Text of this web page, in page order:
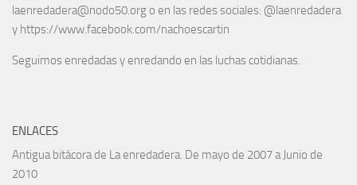
laenredadera@nodo50.org o en las redes sociales: @laenredadera
y https://www.facebook.com/nachoescartin
Seguimos enredadas y enredando en las luchas cotidianas.
ENLACES
Antigua bitácora de La enredadera. De mayo de 2007 a Junio de
2010